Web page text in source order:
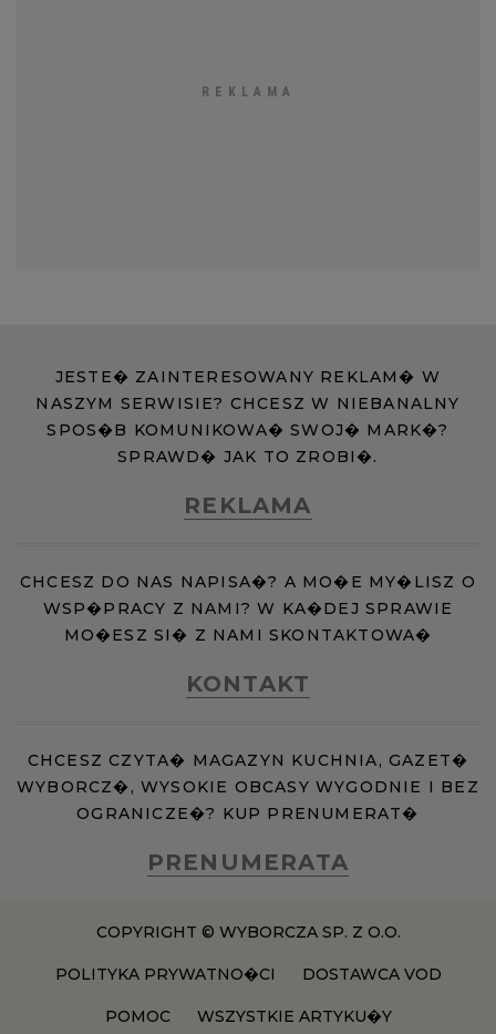
JESTE� ZAINTERESOWANY REKLAM� W
NASZYM SERWISIE? CHCESZ W NIEBANALNY
SPOS�B KOMUNIKOWA� SWOJ� MARK�?
SPRAWD� JAK TO ZROBI�.
REKLAMA
CHCESZ DO NAS NAPISA�? A MO�E MY�LISZ O
WSP�PRACY Z NAMI? W KA�DEJ SPRAWIE
MO�ESZ SI� Z NAMI SKONTAKTOWA�
KONTAKT
CHCESZ CZYTA� MAGAZYN KUCHNIA, GAZET�
WYBORCZ�, WYSOKIE OBCASY WYGODNIE I BEZ
OGRANICZE�? KUP PRENUMERAT�
PRENUMERATA
COPYRIGHT © WYBORCZA SP. Z O.O.
POLITYKA PRYWATNO�CI DOSTAWCA VOD
POMOC WSZYSTKIE ARTYKU�Y